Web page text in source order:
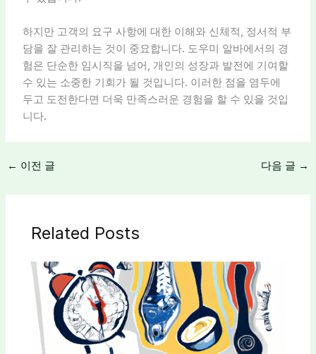
하지만 고객의 요구 사항에 대한 이해와 신체적, 정서적 부
담을 잘 관리하는 것이 중요합니다. 도우미 알바에서의 경
험은 단순한 임시직을 넘어, 개인의 성장과 발전에 기여할
수 있는 소중한 기회가 될 것입니다. 이러한 점을 염두에
두고 도전한다면 더욱 만족스러운 경험을 할 수 있을 것입
니다.
← 이전 글 다음 글 →
Related Posts